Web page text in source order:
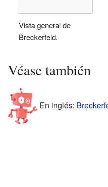
Vista general de
Breckerfeld.
Véase también
En inglés: